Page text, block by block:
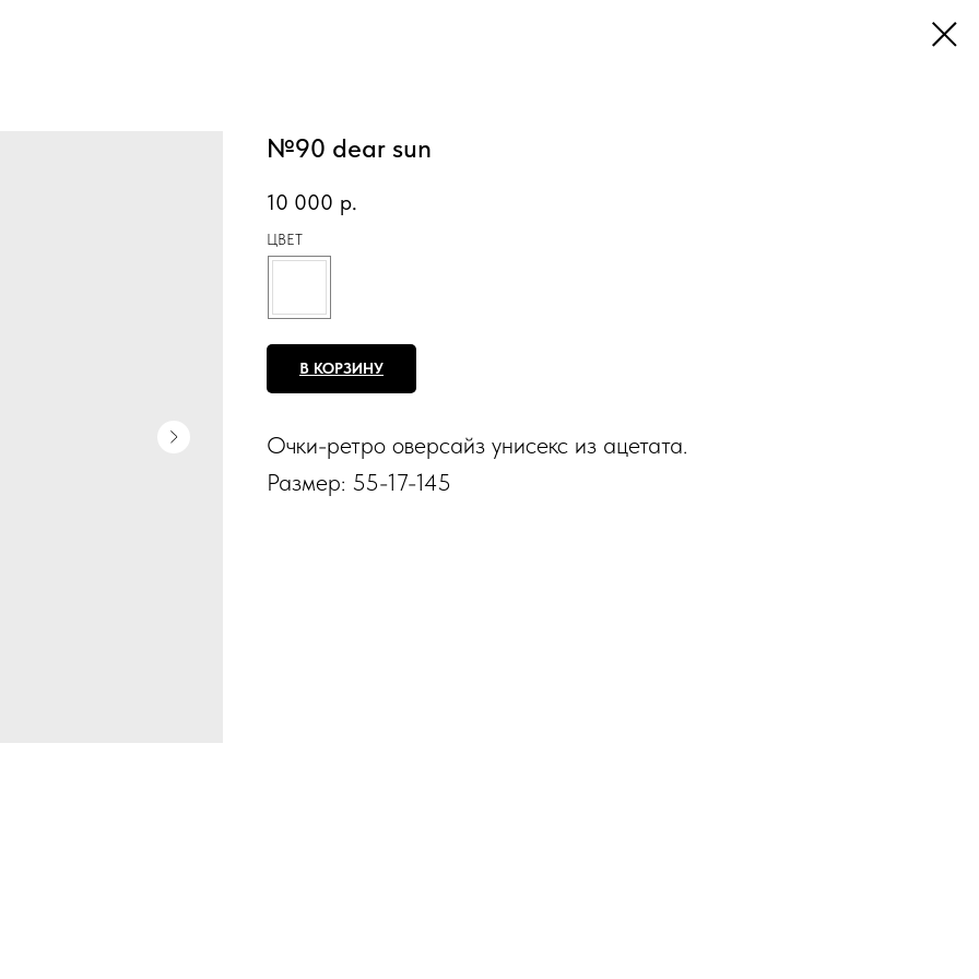
№90 dear sun
10 000 р.
ЦВЕТ
В КОРЗИНУ
Очки-ретро оверсайз унисекс из ацетата.
Размер: 55-17-145